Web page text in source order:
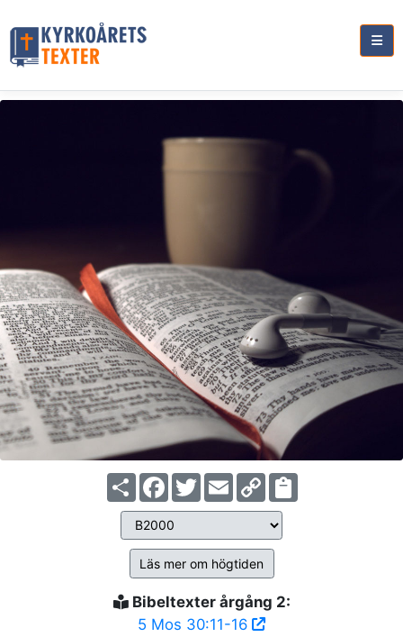
ShareFacebook
TwitterEmailCopy
Link
Läs mer om högtiden
Bibeltexter årgång 2:
5 Mos 30:11-16